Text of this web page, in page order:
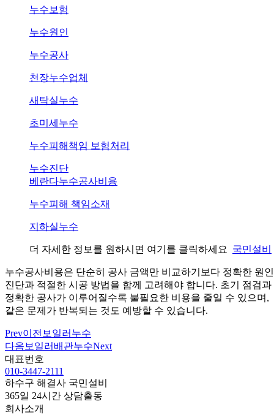
누수보험
누수원인
누수공사
천장누수업체
새탁실누수
초미세누수
누수피해책임 보험처리
누수진단
베란다누수공사비용
누수피해 책임소재
지하실누수
더 자세한 정보를 원하시면 여기를 클릭하세요 국민설비
누수공사비용은 단순히 공사 금액만 비교하기보다 정확한 원인
진단과 적절한 시공 방법을 함께 고려해야 합니다. 초기 점검과
정확한 공사가 이루어질수록 불필요한 비용을 줄일 수 있으며,
같은 문제가 반복되는 것도 예방할 수 있습니다.
Prev이전 보일러누수
다음 보일러배관누수Next
대표번호
010-3447-2111
하수구 해결사 국민설비
365일 24시간 상담출동
회사소개